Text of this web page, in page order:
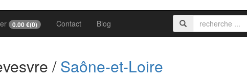
0.00 €(0) Contact Blog
/Saône-et-Loire